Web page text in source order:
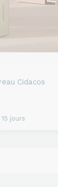
Cidacos
jours